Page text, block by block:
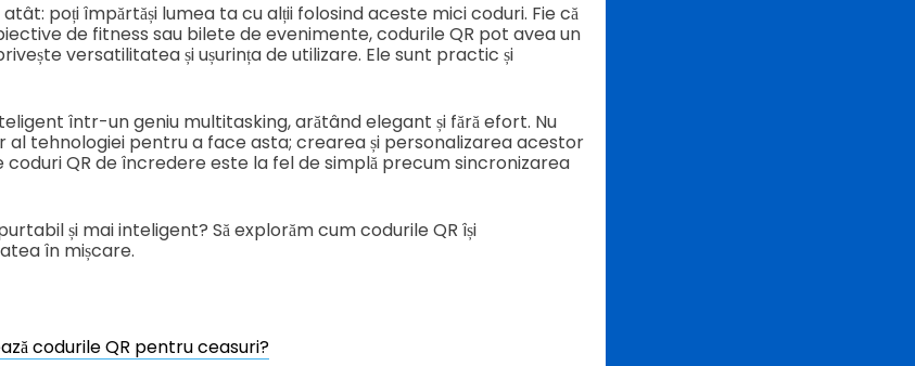
poți împărtăși lumea ta cu alții folosind aceste mici coduri. Fie că
de fitness sau bilete de evenimente, codurile QR pot avea un
versatilitatea și ușurința de utilizare. Ele sunt practic și
într-un geniu multitasking, arătând elegant și fără efort. Nu
al tehnologiei pentru a face asta; crearea și personalizarea acestor
QR de încredere este la fel de simplă precum sincronizarea
și mai inteligent? Să explorăm cum codurile QR își
în mișcare.
codurile QR pentru ceasuri?